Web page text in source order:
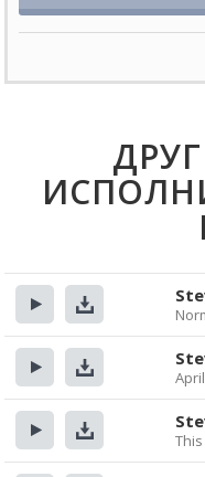
Прослушать
Скачать
Прослушать
Скачать
Прослушать
Скачать